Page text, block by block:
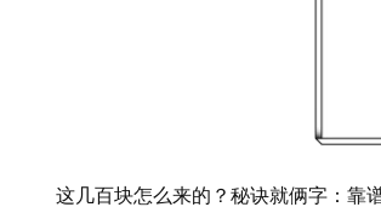
这几百块怎么来的？秘诀就俩字：靠